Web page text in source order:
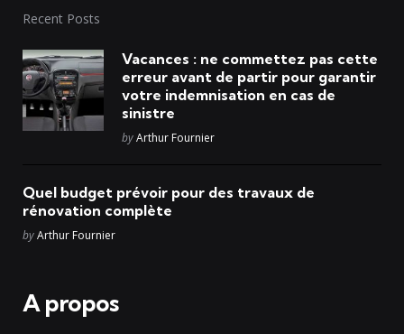
Recent Posts
Vacances : ne commettez pas cette
erreur avant de partir pour garantir
votre indemnisation en cas de
sinistre
Posted
byArthur Fournier
Quel budget prévoir pour des travaux de
rénovation complète
Posted
byArthur Fournier
A propos